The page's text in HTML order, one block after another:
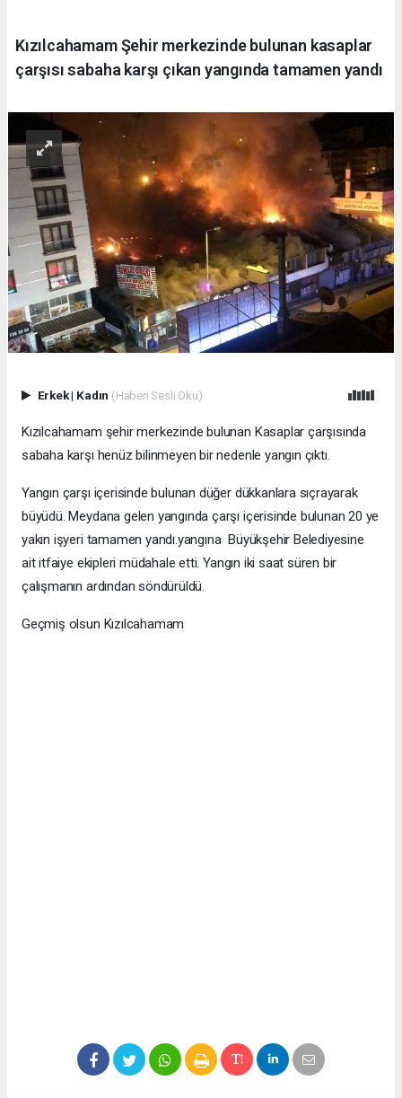
Kızılcahamam Şehir merkezinde bulunan kasaplar
çarşısı sabaha karşı çıkan yangında tamamen yandı
Erkek| Kadın (Haberi Sesli Oku)
Kızılcahamam şehir merkezinde bulunan Kasaplar çarşısında
sabaha karşı henüz bilinmeyen bir nedenle yangın çıktı.
Yangın çarşı içerisinde bulunan düğer dükkanlara sıçrayarak
büyüdü. Meydana gelen yangında çarşı içerisinde bulunan 20 ye
yakın işyeri tamamen yandı.yangına Büyükşehir Belediyesine
ait itfaiye ekipleri müdahale etti. Yangın iki saat süren bir
çalışmanın ardından söndürüldü.
Geçmiş olsun Kızılcahamam